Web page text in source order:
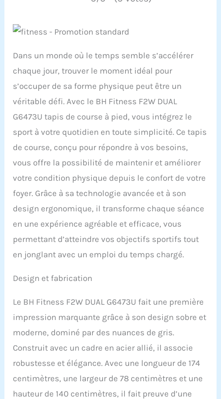
Dans un monde où le temps semble s’accélérer
chaque jour, trouver le moment idéal pour
s’occuper de sa forme physique peut être un
véritable défi. Avec le BH Fitness F2W DUAL
G6473U tapis de course à pied, vous intégrez le
sport à votre quotidien en toute simplicité. Ce tapis
de course, conçu pour répondre à vos besoins,
vous offre la possibilité de maintenir et améliorer
votre condition physique depuis le confort de votre
foyer. Grâce à sa technologie avancée et à son
design ergonomique, il transforme chaque séance
en une expérience agréable et efficace, vous
permettant d’atteindre vos objectifs sportifs tout
en jonglant avec un emploi du temps chargé.
Design et fabrication
Le BH Fitness F2W DUAL G6473U fait une première
impression marquante grâce à son design sobre et
moderne, dominé par des nuances de gris.
Construit avec un cadre en acier allié, il associe
robustesse et élégance. Avec une longueur de 174
centimètres, une largeur de 78 centimètres et une
hauteur de 140 centimètres, il fait preuve d’une